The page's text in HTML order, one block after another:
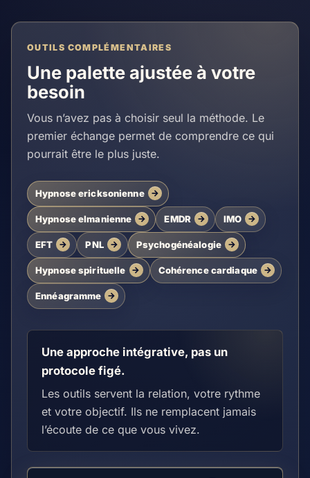
OUTILS COMPLÉMENTAIRES
Une palette ajustée à votre
besoin
Vous n’avez pas à choisir seul la méthode. Le
premier échange permet de comprendre ce qui
pourrait être le plus juste.
Hypnose ericksonienne
Hypnose elmanienne EMDR IMO
EFT PNL Psychogénéalogie
Hypnose spirituelle Cohérence cardiaque
Ennéagramme
Une approche intégrative, pas un
protocole figé.
Les outils servent la relation, votre rythme
et votre objectif. Ils ne remplacent jamais
l’écoute de ce que vous vivez.